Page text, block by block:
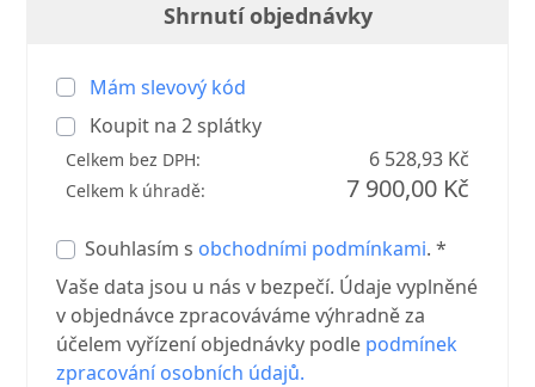
Shrnutí objednávky
Mám slevový kód
Koupit na2splátky
Celkem bez DPH: 6 528,93 Kč
Celkem k úhradě: 7 900,00 Kč
Souhlasím s obchodními podmínkami. *
Vaše data jsou u nás v bezpečí. Údaje vyplněné
v objednávce zpracováváme výhradně za
účelem vyřízení objednávky podle podmínek
zpracování osobních údajů.